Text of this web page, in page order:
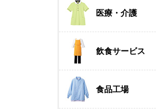
医療・介護
飲食サービス
食品工場